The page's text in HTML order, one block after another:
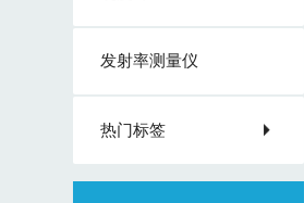
发射率测量仪
热门标签